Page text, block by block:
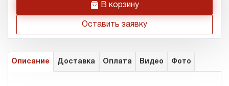
h В корзину
Оставить заявку
Описание Доставка Оплата Видео Фото